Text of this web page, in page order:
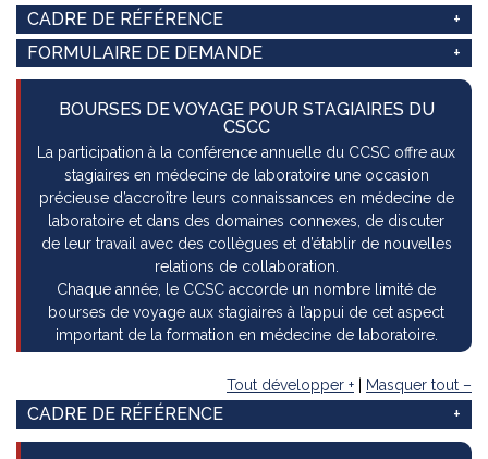
CADRE DE RÉFÉRENCE
FORMULAIRE DE DEMANDE
BOURSES DE VOYAGE POUR STAGIAIRES DU
CSCC
La participation à la conférence annuelle du CCSC offre aux
stagiaires en médecine de laboratoire une occasion
précieuse d’accroître leurs connaissances en médecine de
laboratoire et dans des domaines connexes, de discuter
de leur travail avec des collègues et d’établir de nouvelles
relations de collaboration.
Chaque année, le CCSC accorde un nombre limité de
bourses de voyage aux stagiaires à l’appui de cet aspect
important de la formation en médecine de laboratoire.
Tout développer + Masquer tout –
CADRE DE RÉFÉRENCE